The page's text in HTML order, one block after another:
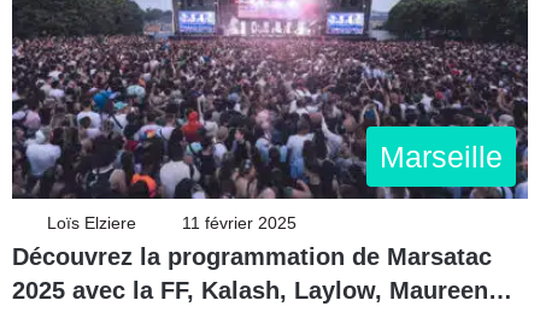
Marseille
Loïs Elziere 11 février 2025
Découvrez la programmation de Marsatac
2025 avec la FF, Kalash, Laylow, Maureen…